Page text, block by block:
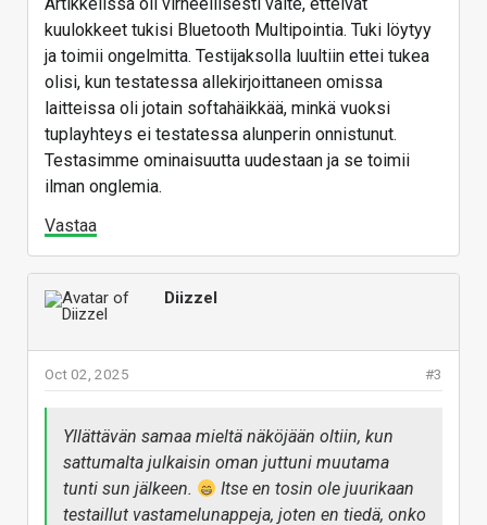
Artikkelissa oli virheellisesti väite, etteivät
kuulokkeet tukisi Bluetooth Multipointia. Tuki löytyy
ja toimii ongelmitta. Testijaksolla luultiin ettei tukea
olisi, kun testatessa allekirjoittaneen omissa
laitteissa oli jotain softahäikkää, minkä vuoksi
tuplayhteys ei testatessa alunperin onnistunut.
Testasimme ominaisuutta uudestaan ja se toimii
ilman onglemia.
Vastaa
Diizzel
#3
Oct 02, 2025
Yllättävän samaa mieltä näköjään oltiin, kun
sattumalta julkaisin oman juttuni muutama
tunti sun jälkeen.
Itse en tosin ole juurikaan
testaillut vastamelunappeja, joten en tiedä, onko